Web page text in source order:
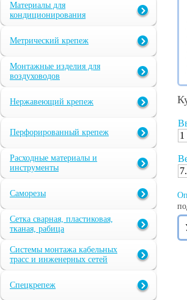
Материалы для
кондиционирования
Метрический крепеж
Монтажные изделия для
воздуховодов
Нержавеющий крепеж
Перфорированный крепеж
Расходные материалы и
инструменты
Саморезы
Сетка сварная, пластиковая,
тканая, рабица
Системы монтажа кабельных
трасс и инженерных сетей
Спецкрепеж